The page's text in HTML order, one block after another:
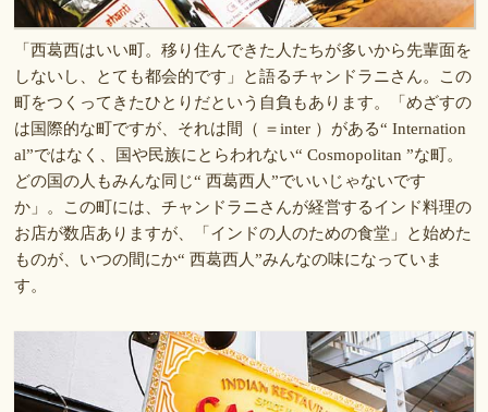
「西葛西はいい町。移り住んできた人たちが多いから先輩面を
しないし、とても都会的です」と語るチャンドラニさん。この
町をつくってきたひとりだという自負もあります。「めざすの
は国際的な町ですが、それは間（ ＝inter ）がある“ Internation
al”ではなく、国や民族にとらわれない“ Cosmopolitan ”な町。
どの国の人もみんな同じ“ 西葛西人”でいいじゃないです
か」。この町には、チャンドラニさんが経営するインド料理の
お店が数店ありますが、「インドの人のための食堂」と始めた
ものが、いつの間にか“ 西葛西人”みんなの味になっていま
す。